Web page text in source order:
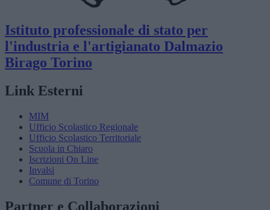
Istituto professionale di stato per
l'industria e l'artigianato Dalmazio
Birago Torino
Link Esterni
MIM
Ufficio Scolastico Regionale
Ufficio Scolastico Territoriale
Scuola in Chiaro
Iscrizioni On Line
Invalsi
Comune di Torino
Partner e Collaborazioni